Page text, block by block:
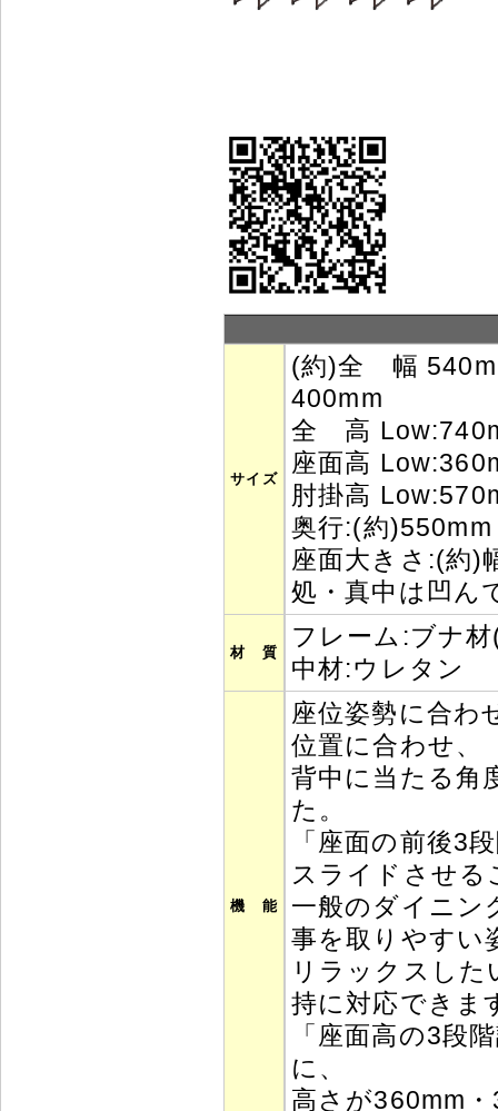
サイズ
(約)全 幅
400mm
全 高
座面高
肘掛高
奥行:(約
座面大きさ:(約)
処・真中は凹ん
材 質
フレーム:ブ
中材:ウレタン
機 能
座位姿勢に合わ
位置に合わせ、
背中に当たる角
た。
「座面の前後3
スライドさせる
一般のダイニン
事を取りやすい
リラックスした
持に対応できま
「座面高の3段
に、
高さが360mm